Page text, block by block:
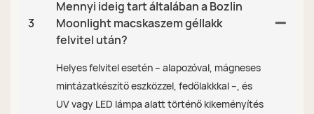
3
Mennyi ideig tart általában a Bozlin
Moonlight macskaszem géllakk
felvitel után?
Helyes felvitel esetén – alapozóval, mágneses
mintázatkészítő eszközzel, fedőlakkkal –, és
UV vagy LED lámpa alatt történő kikeményítés